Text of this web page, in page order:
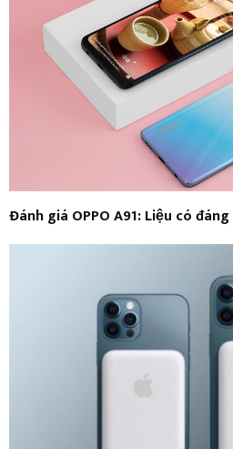
Đánh giá OPPO A91: Liệu có